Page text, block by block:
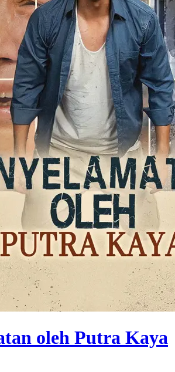
oleh Putra Kaya